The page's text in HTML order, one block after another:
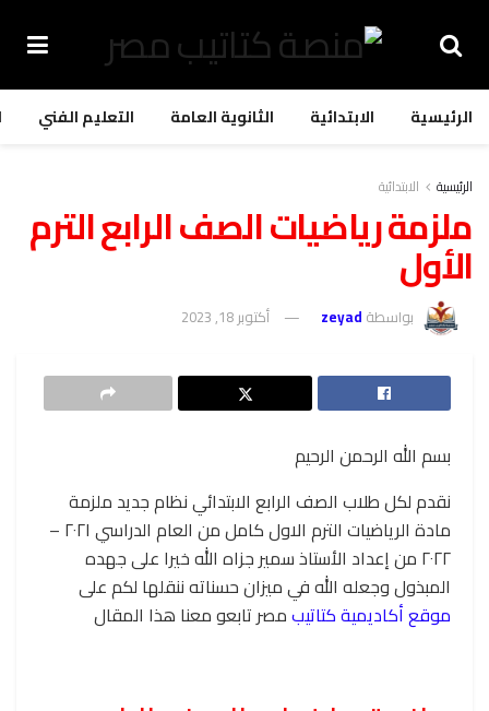
الرئيسية الابتدائية الثانوية العامة التعليم الفني
الرئيسية الابتدائية
ملزمة رياضيات الصف الرابع الترم
الأول
بواسطة zeyad أكتوبر 18, 2023
بسم الله الرحمن الرحيم
نقدم لكل طلاب الصف الرابع الابتدائي نظام جديد ملزمة
مادة الرياضيات الترم الاول كامل من العام الدراسي ٢٠٢١ –
٢٠٢٢ من إعداد الأستاذ سمير جزاه الله خيرا على جهده
المبذول وجعله الله في ميزان حسناته ننقلها لكم على
موقع أكاديمية كتاتيبمصر تابعو معنا هذا المقال